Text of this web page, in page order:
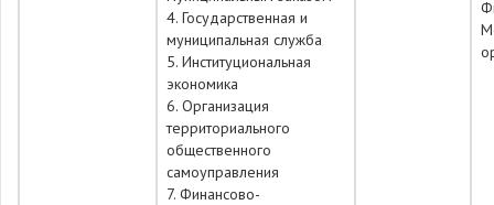
4. Государственная и
муниципальная служба
5. Институциональная
экономика
6. Организация
территориального
общественного
самоуправления
7. Финансово-